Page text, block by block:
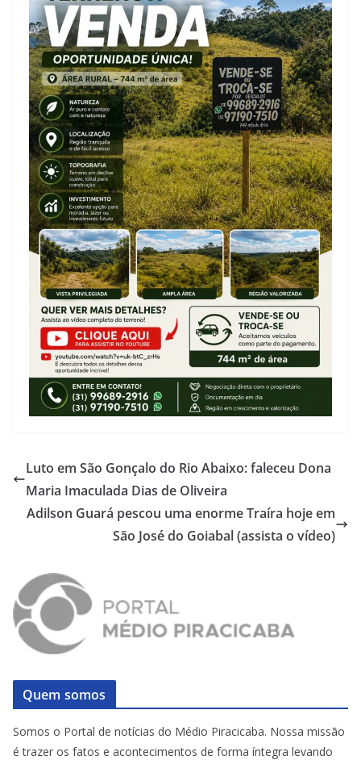
Luto em São Gonçalo do Rio Abaixo: faleceu Dona
Maria Imaculada Dias de Oliveira
Adilson Guará pescou uma enorme Traíra hoje em
São José do Goiabal (assista o vídeo)
Quem somos
Somos o Portal de notícias do Médio Piracicaba. Nossa missão
é trazer os fatos e acontecimentos de forma íntegra levando